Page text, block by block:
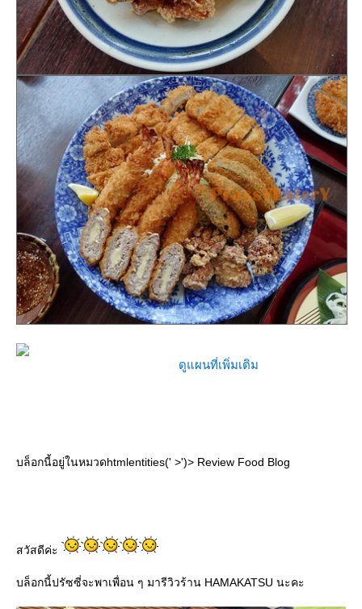
ดูแผนที่เพิ่มเติม
บล็อกนี้อยู่ในหมวดhtmlentities(' >')> Review Food Blog
สวัสดีค่ะ
บล็อกนี้ปรัซซี่จะพาเพื่อน ๆ มารีวิวร้าน HAMAKATSU นะคะ